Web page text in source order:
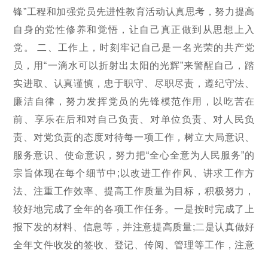
锋”工程和加强党员先进性教育活动认真思考，努力提高
自身的党性修养和觉悟，让自己真正做到从思想上入
党。 二、工作上，时刻牢记自己是一名光荣的共产党
员，用“一滴水可以折射出太阳的光辉”来警醒自己，踏
实进取、认真谨慎，忠于职守、尽职尽责，遵纪守法、
廉洁自律，努力发挥党员的先锋模范作用，以吃苦在
前、享乐在后和对自己负责、对单位负责、对人民负
责、对党负责的态度对待每一项工作，树立大局意识、
服务意识、使命意识，努力把“全心全意为人民服务”的
宗旨体现在每个细节中;以改进工作作风、讲求工作方
法、注重工作效率、提高工作质量为目标，积极努力，
较好地完成了全年的各项工作任务。一是按时完成了上
报下发的材料、信息等，并注意提高质量;二是认真做好
全年文件收发的签收、登记、传阅、管理等工作，注意